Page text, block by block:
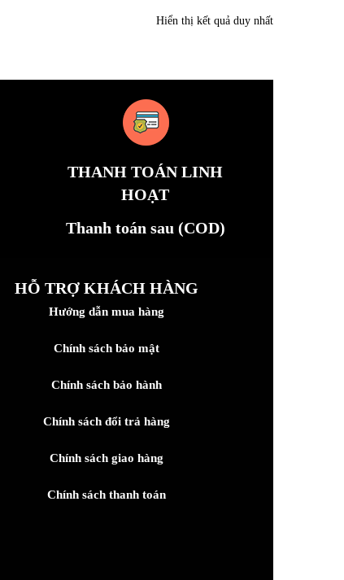
Hiển thị kết quả duy nhất
THANH TOÁN LINH
HOẠT
Thanh toán sau (COD)
HỖ TRỢ KHÁCH HÀNG
Hướng dẫn mua hàng
Chính sách bảo mật
Chính sách bảo hành
Chính sách đổi trả hàng
Chính sách giao hàng
Chính sách thanh toán